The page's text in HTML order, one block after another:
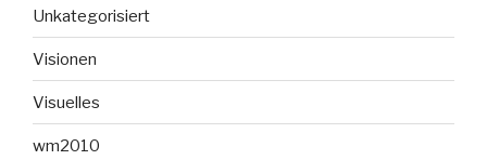
Unkategorisiert
Visionen
Visuelles
wm2010